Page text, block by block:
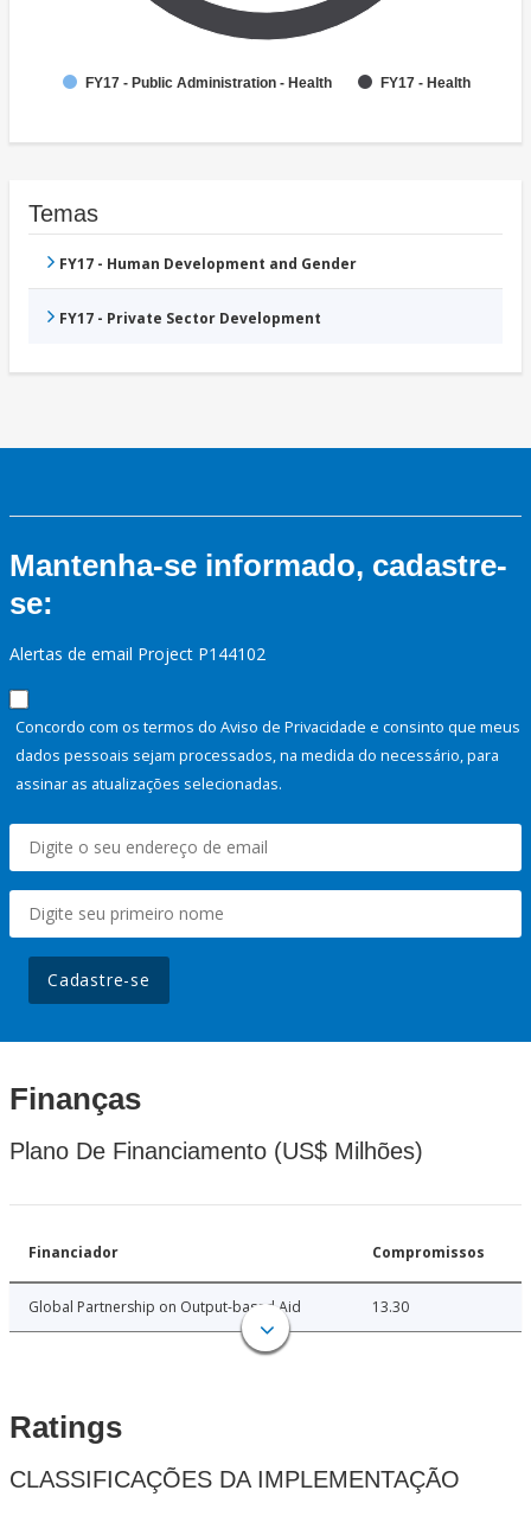
FY17 - Public Administration - Health FY17 - Health
Temas
FY17 - Human Development and Gender
FY17 - Private Sector Development
Mantenha-se informado, cadastre-
se:
Alertas de email Project P144102
Concordo com os termos do Aviso de Privacidade e consinto que meus
dados pessoais sejam processados, na medida do necessário, para
assinar as atualizações selecionadas.
Cadastre-se
Finanças
Plano De Financiamento (US$ Milhões)
Financiador Compromissos
Global Partnership on Output-based Aid 13.30
Ratings
CLASSIFICAÇÕES DA IMPLEMENTAÇÃO